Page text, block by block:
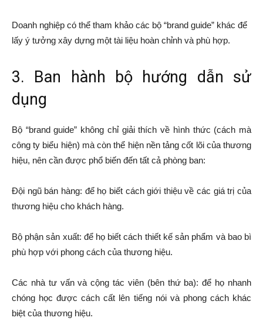
Doanh nghiệp có thể tham khảo các bộ “brand guide” khác để
lấy ý tưởng xây dựng một tài liệu hoàn chỉnh và phù hợp.
3. Ban hành bộ hướng dẫn sử
dụng
Bộ “brand guide” không chỉ giải thích về hình thức (cách mà
công ty biểu hiện) mà còn thể hiện nền tảng cốt lõi của thương
hiệu, nên cần được phổ biến đến tất cả phòng ban:
Đội ngũ bán hàng: để họ biết cách giới thiệu về các giá trị của
thương hiệu cho khách hàng.
Bộ phận sản xuất: để họ biết cách thiết kế sản phẩm và bao bì
phù hợp với phong cách của thương hiệu.
Các nhà tư vấn và cộng tác viên (bên thứ ba): để họ nhanh
chóng học được cách cất lên tiếng nói và phong cách khác
biệt của thương hiệu.